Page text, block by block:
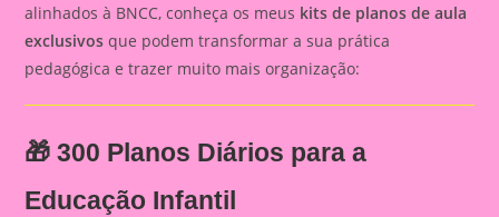
alinhados à BNCC, conheça os meus kits de planos de aula
exclusivos que podem transformar a sua prática
pedagógica e trazer muito mais organização:
🎁300 Planos Diários para a
Educação Infantil